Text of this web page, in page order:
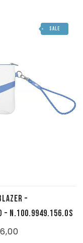
SALE
– N.100.9949.156.OS
Il